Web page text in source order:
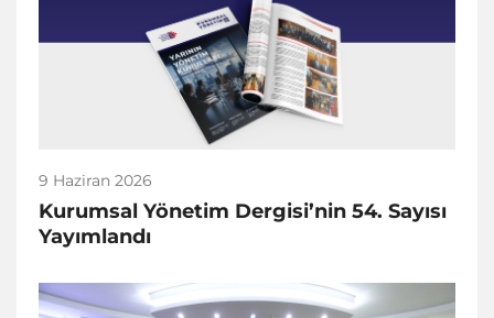
9 Haziran 2026
Kurumsal Yönetim Dergisi’nin 54. Sayısı
Yayımlandı